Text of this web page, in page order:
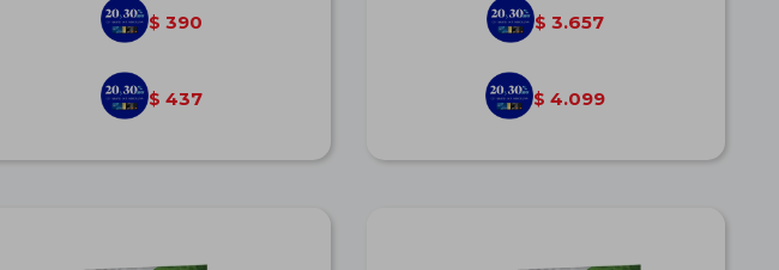
$ 390
$ 437
$ 3.657
$ 4.099